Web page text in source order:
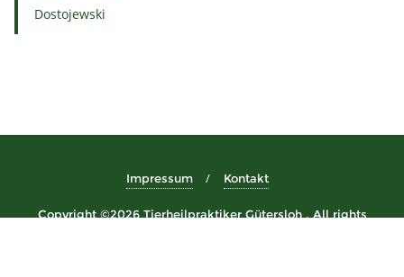
Dostojewski
Impressum Kontakt
Copyright ©2026 Tierheilpraktiker Gütersloh . All rights